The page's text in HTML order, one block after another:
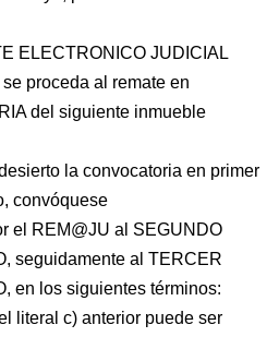
ELECTRONICO JUDICIAL
proceda al remate en
del siguiente inmueble
la convocatoria en primer
convóquese
el REM@JU al SEGUNDO
seguidamente al TERCER
en los siguientes términos:
literal c) anterior puede ser